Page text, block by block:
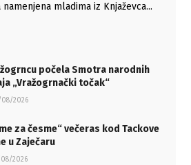
mladima iz Knjaževca...
počela Smotra narodnih
„Vražogrnački točak“
2026
za česme“ večeras kod Tackove
u Zaječaru
2026